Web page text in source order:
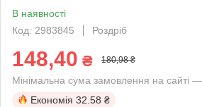
В наявності
Код: 2983845
Роздріб
148,40 ₴ 180,98 ₴
Мінімальна сума замовлення на сайті
Економія 32.58 ₴